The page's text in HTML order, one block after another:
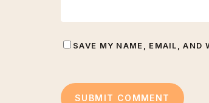
SAVE MY NAME, EMAIL, AND